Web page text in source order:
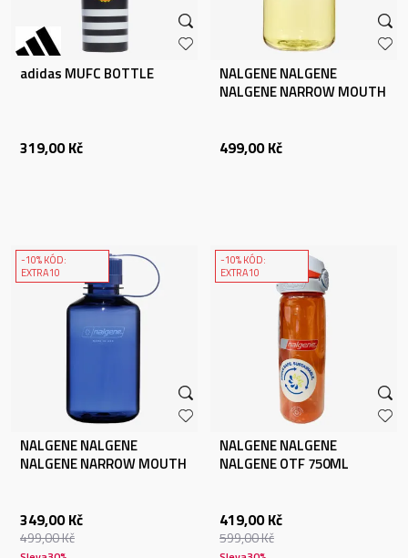
adidas MUFC BOTTLE
319,00 Kč
NALGENE NALGENE
NALGENE NARROW MOUTH
499,00 Kč
-10% KÓD:
EXTRA10
NALGENE NALGENE
NALGENE NARROW MOUTH
349,00 Kč
499,00Kč
-10% KÓD:
EXTRA10
NALGENE NALGENE
NALGENE OTF 750ML
419,00 Kč
599,00Kč